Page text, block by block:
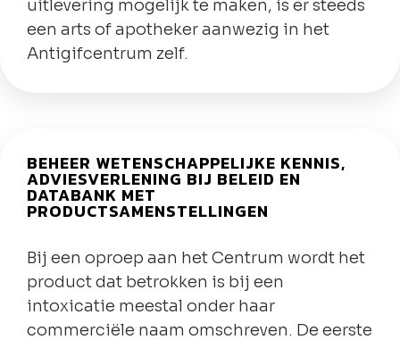
uitlevering mogelijk te maken, is er steeds
een arts of apotheker aanwezig in het
Antigifcentrum zelf.
BEHEER WETENSCHAPPELIJKE KENNIS,
ADVIESVERLENING BIJ BELEID EN
DATABANK MET
PRODUCTSAMENSTELLINGEN
Bij een oproep aan het Centrum wordt het
product dat betrokken is bij een
intoxicatie meestal onder haar
commerciële naam omschreven. De eerste